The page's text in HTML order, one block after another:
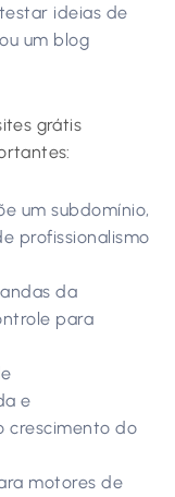
ideias de
um blog
grátis
um subdomínio,
profissionalismo
da
para
e
crescimento do
motores de